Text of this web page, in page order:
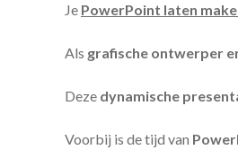
Je PowerPoint laten
Als grafische ontwerper
Deze dynamische
Voorbij is de tijd van